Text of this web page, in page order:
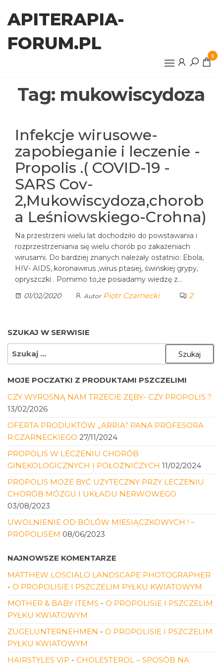
APITERAPIA-
FORUM.PL
0
Tag: mukowiscydoza
Infekcje wirusowe-
zapobieganie i leczenie -
Propolis .( COVID-19 -
SARS Cov-
2,Mukowiscydoza,chorob
a Leśniowskiego-Crohna)
Na przestrzeni wielu lat dochodziło do powstawania i
rozprzestrzeniania się wielu chorób po zakażeniach
wirusami. Do bardziej znanych należały ostatnio: Ebola,
HIV- AIDS, koronawirus ,wirus ptasiej, świńskiej grypy,
opryszczki . Pomimo to,że posiadamy wiedzę z…
01/02/2020
Autor Piotr Czarnecki 2
SZUKAJ W SERWISIE
SZUKAJ:
MOJE POCZATKI Z PRODUKTAMI PSZCZELIMI
CZY WYROSNĄ NAM TRZECIE ZĘBY- CZY PROPOLIS ?
13/02/2026
OFERTA PRODUKTÓW „ARRIA” PANA PROFESORA
R.CZARNECKIEGO 27/11/2024
PROPOLIS W LECZENIU CHORÓB
GINEKOLOGICZNYCH I POŁOŻNICZYCH 11/02/2024
PROPOLIS MOŻE BYĆ UŻYTECZNY PRZY LECZENIU
CHORÓB MÓZGU I UKŁADU NERWOWEGO
03/08/2023
UWOLNIENIE OD BÓLÓW MIESIĄCZKOWYCH ! –
PROPOLISEM 08/06/2023
NAJNOWSZE KOMENTARZE
MATTHEW LOSCIALO LANDSCAPE PHOTOGRAPHER
- O PROPOLISIE I PSZCZELIM PYŁKU KWIATOWYM
MOTHER & BABY ITEMS - O PROPOLISIE I PSZCZELIM
PYŁKU KWIATOWYM
ZÜGELUNTERNEHMEN - O PROPOLISIE I PSZCZELIM
PYŁKU KWIATOWYM
HAIRSTYLES VIP - CHOLESTEROL – SPOSÓB NA